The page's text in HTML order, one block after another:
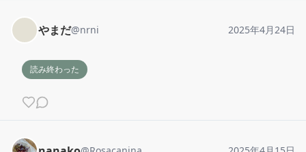
やまだ@nrni 2025年4月24日
読み終わった